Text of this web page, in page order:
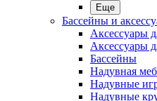
Еще
Бассейны и
Аксессуары
Аксессуары
Бассейны
Надувная
Надувные
Надувные